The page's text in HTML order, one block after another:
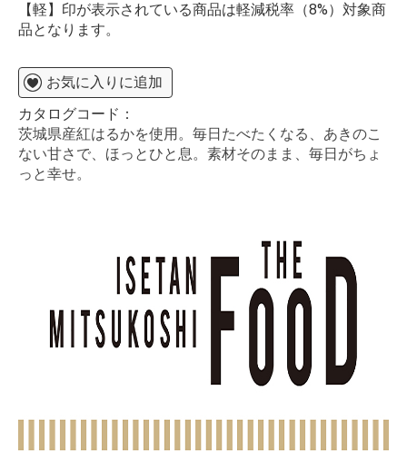
【軽】印が表示されている商品は軽減税率（8%）対象商
品となります。
お気に入りに追加
カタログコード：
茨城県産紅はるかを使用。毎日たべたくなる、あきのこ
ない甘さで、ほっとひと息。素材そのまま、毎日がちょ
っと幸せ。